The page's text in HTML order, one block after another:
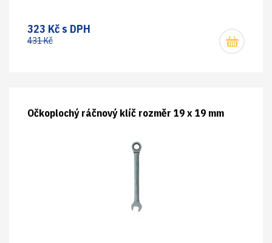
323 Kč s DPH
431 Kč
Očkoplochý ráčnový klíč rozměr 19 x 19 mm